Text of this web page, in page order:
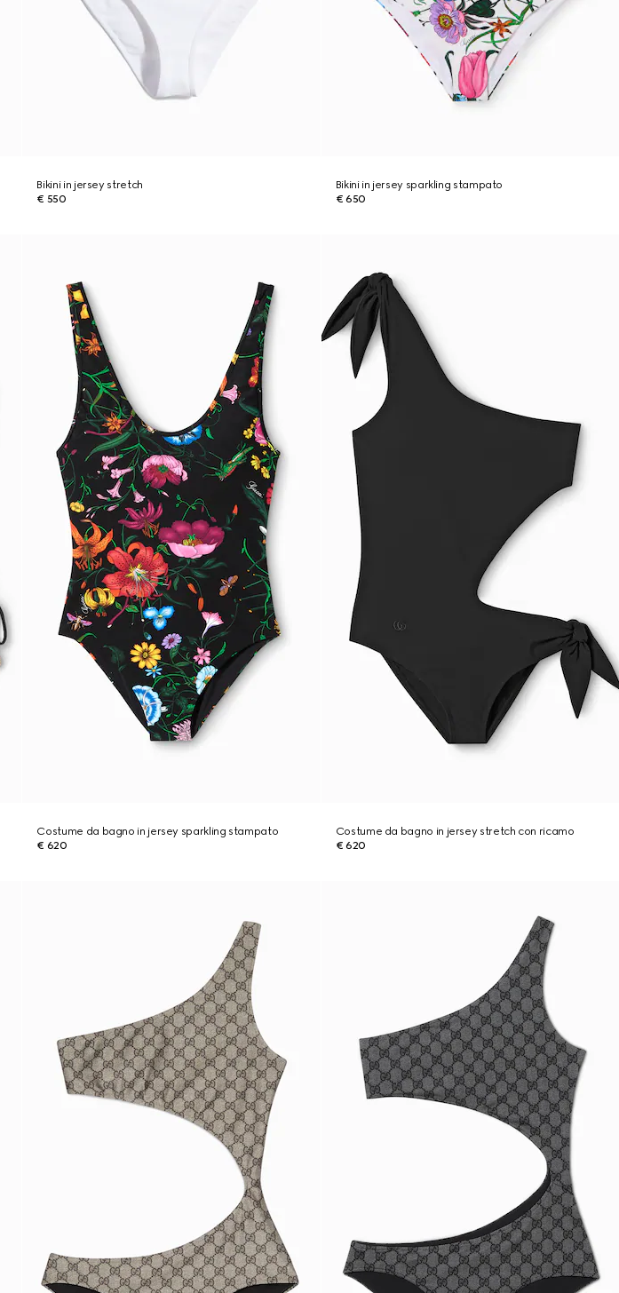
Bikini in jersey stretch
€ 550
Bikini in jersey sparkling stampato
€ 650
Costume da bagno in jersey sparkling stampato
€ 620
Costume da bagno in jersey stretch con ricamo
€ 620